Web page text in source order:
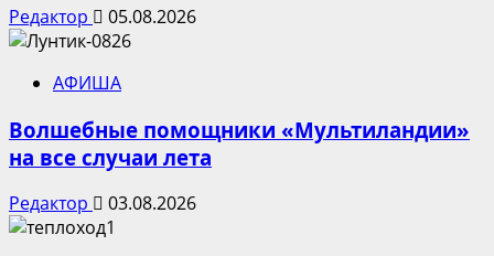
Редактор 05.08.2026
АФИША
Волшебные помощники «Мультиландии»
на все случаи лета
Редактор 03.08.2026